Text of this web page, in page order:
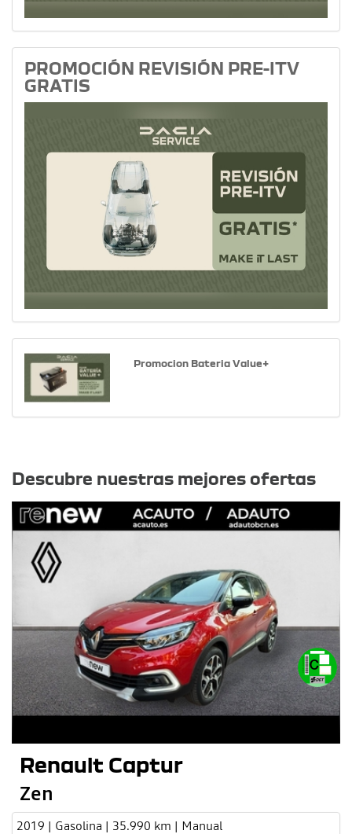
PROMOCIÓN REVISIÓN PRE-ITV
GRATIS
Promocion Bateria Value+
Descubre nuestras mejores ofertas
Renault Captur
Zen
2019 | Gasolina | 35.990 km | Manual